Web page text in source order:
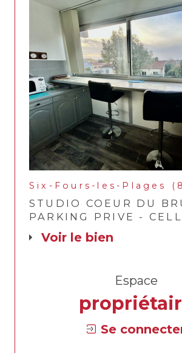
Six-Fours-les-Plages
STUDIO COEUR DU
PARKING PRIVE -
voir le bien
Espace
Se